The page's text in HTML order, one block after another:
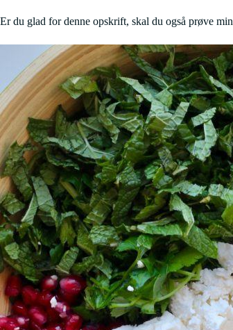
Er du glad for denne opskrift, skal du også prøve min